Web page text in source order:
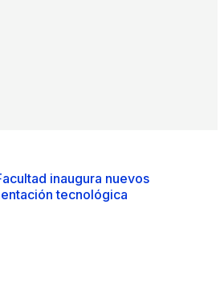
inaugura nuevos
tecnológica